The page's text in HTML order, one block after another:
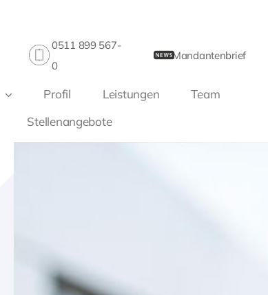
0511 899 567-
0
Mandantenbrief
Profil Leistungen
Team
Stellenangebote